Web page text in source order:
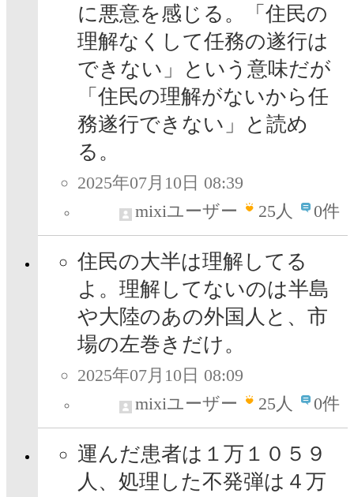
に悪意を感じる。「住民の
理解なくして任務の遂行は
できない」という意味だが
「住民の理解がないから任
務遂行できない」と読め
る。
2025年07月10日 08:39
mixiユーザー
25人 0件
住民の大半は理解してる
よ。理解してないのは半島
や大陸のあの外国人と、市
場の左巻きだけ。
2025年07月10日 08:09
mixiユーザー
25人 0件
運んだ患者は１万１０５９
人、処理した不発弾は４万